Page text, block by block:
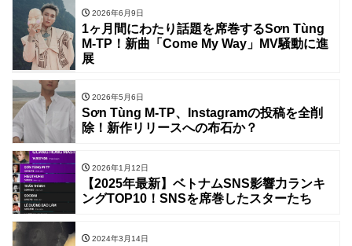
2026年6月9日
1ヶ月間にわたり話題を席巻するSơn Tùng
M-TP！新曲「Come My Way」MV騒動に進
展
2026年5月6日
Sơn Tùng M-TP、Instagramの投稿を全削
除！新作リリースへの布石か？
2026年1月12日
【2025年最新】ベトナムSNS影響力ランキ
ングTOP10！SNSを席巻したスターたち
2024年3月14日